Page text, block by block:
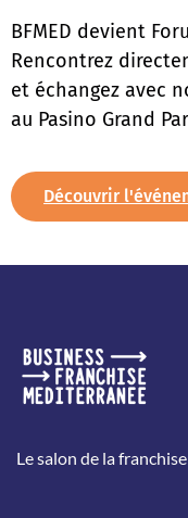
BFMED devient
Rencontrez
et échangez avec
au Pasino Grand
Découvrir
Le salon de la